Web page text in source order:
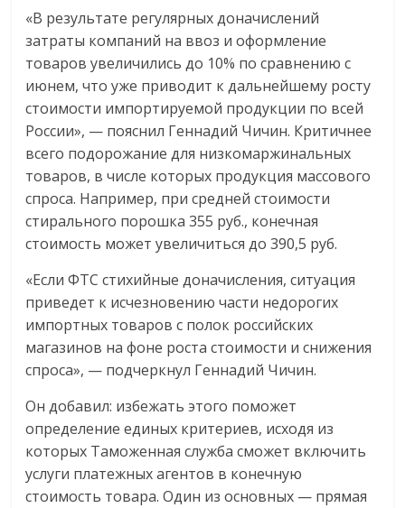
«В результате регулярных доначислений
затраты компаний на ввоз и оформление
товаров увеличились до 10% по сравнению с
июнем, что уже приводит к дальнейшему росту
стоимости импортируемой продукции по всей
России», — пояснил Геннадий Чичин. Критичнее
всего подорожание для низкомаржинальных
товаров, в числе которых продукция массового
спроса. Например, при средней стоимости
стирального порошка 355 руб., конечная
стоимость может увеличиться до 390,5 руб.
«Если ФТС стихийные доначисления, ситуация
приведет к исчезновению части недорогих
импортных товаров с полок российских
магазинов на фоне роста стоимости и снижения
спроса», — подчеркнул Геннадий Чичин.
Он добавил: избежать этого поможет
определение единых критериев, исходя из
которых Таможенная служба сможет включить
услуги платежных агентов в конечную
стоимость товара. Один из основных — прямая